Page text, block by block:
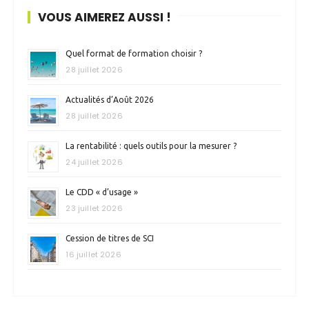
VOUS AIMEREZ AUSSI !
Quel format de formation choisir ?
28 juillet 2026
Actualités d’Août 2026
28 juillet 2026
La rentabilité : quels outils pour la mesurer ?
24 juillet 2026
Le CDD « d’usage »
23 juillet 2026
Cession de titres de SCI
16 juillet 2026